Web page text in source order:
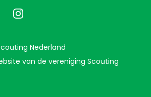
Nederland
van de vereniging Scouting